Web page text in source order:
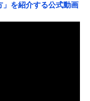
を紹介する公式動画